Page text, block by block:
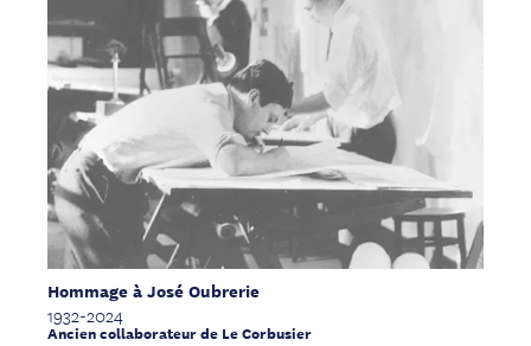
Hommage à José Oubrerie
1932-2024
Ancien collaborateur de Le Corbusier